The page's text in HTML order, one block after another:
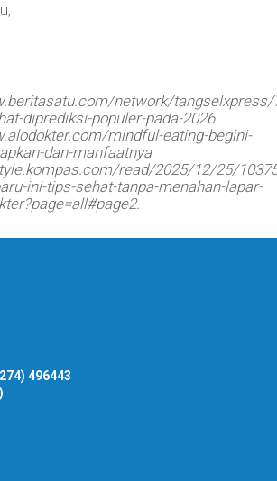
network/tangselxpress/
diprediksi-populer-pada-2026
mindful-eating-begini-
dan-manfaatnya
read/2025/12/25/
ini-tips-sehat-tanpa-menahan-lapar-
496443